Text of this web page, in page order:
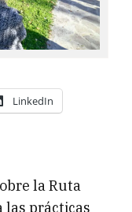
LinkedIn
la Ruta
las prácticas